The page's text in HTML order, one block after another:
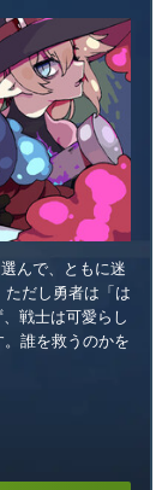
んで、ともに迷
だし勇者は「は
戦士は可愛らし
誰を救うのかを